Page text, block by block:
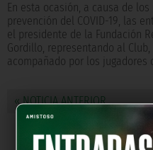
En esta ocasión, a causa de
prevención del COVID-19, las
el presidente de la Fundación
Gordillo, representando al
acompañado por los
« NOTICIA ANTERIOR